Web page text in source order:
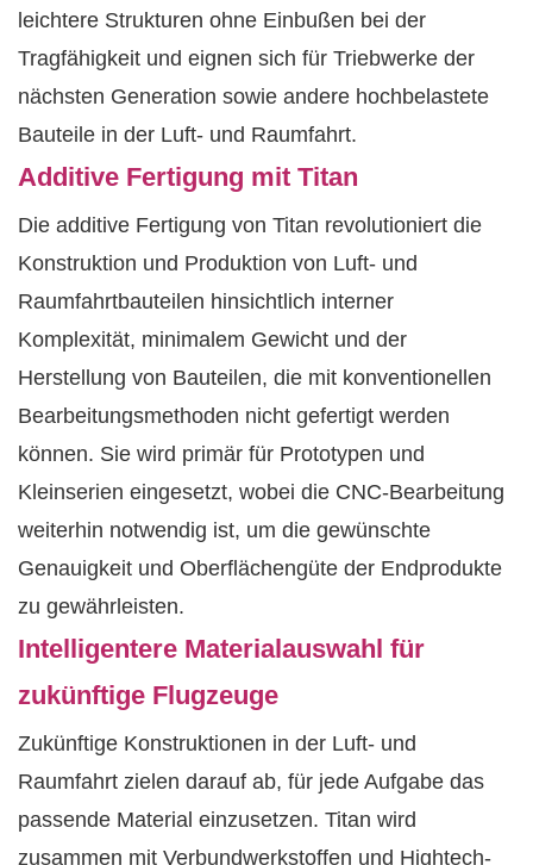
leichtere Strukturen ohne Einbußen bei der
Tragfähigkeit und eignen sich für Triebwerke der
nächsten Generation sowie andere hochbelastete
Bauteile in der Luft- und Raumfahrt.
Additive Fertigung mit Titan
Die additive Fertigung von Titan revolutioniert die
Konstruktion und Produktion von Luft- und
Raumfahrtbauteilen hinsichtlich interner
Komplexität, minimalem Gewicht und der
Herstellung von Bauteilen, die mit konventionellen
Bearbeitungsmethoden nicht gefertigt werden
können. Sie wird primär für Prototypen und
Kleinserien eingesetzt, wobei die CNC-Bearbeitung
weiterhin notwendig ist, um die gewünschte
Genauigkeit und Oberflächengüte der Endprodukte
zu gewährleisten.
Intelligentere Materialauswahl für
zukünftige Flugzeuge
Zukünftige Konstruktionen in der Luft- und
Raumfahrt zielen darauf ab, für jede Aufgabe das
passende Material einzusetzen. Titan wird
zusammen mit Verbundwerkstoffen und Hightech-